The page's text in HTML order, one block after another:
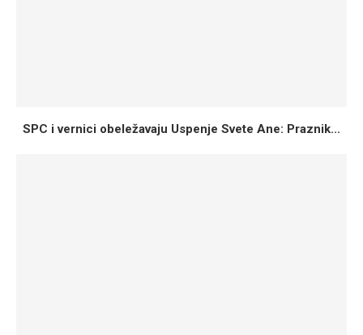
SPC i vernici obeležavaju Uspenje Svete Ane: Praznik...